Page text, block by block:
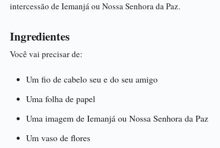
intercessão de Iemanjá ou Nossa Senhora da Paz.
Ingredientes
Você vai precisar de:
Um fio de cabelo seu e do seu amigo
Uma folha de papel
Uma imagem de Iemanjá ou Nossa Senhora da Paz
Um vaso de flores